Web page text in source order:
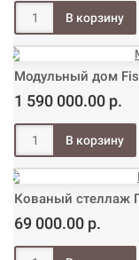
Модульный дом
1 590 000.00 р.
Кованый стеллаж
69 000.00 р.